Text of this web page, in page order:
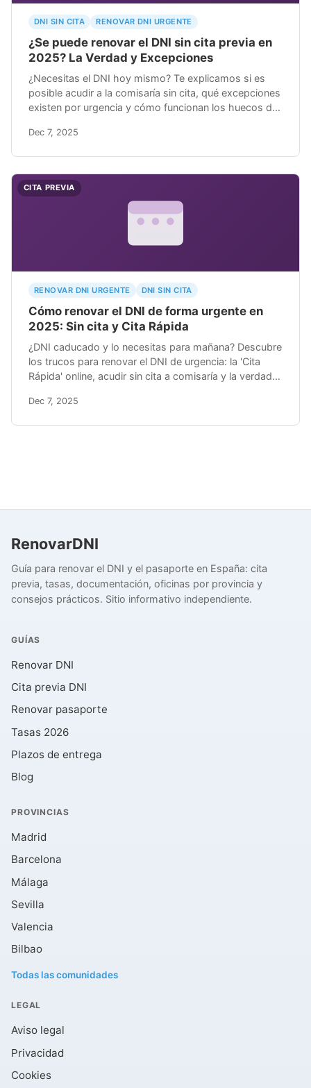
DNI SIN CITA RENOVAR DNI URGENTE
¿Se puede renovar el DNI sin cita previa en
2025? La Verdad y Excepciones
¿Necesitas el DNI hoy mismo? Te explicamos si es
posible acudir a la comisaría sin cita, qué excepciones
existen por urgencia y cómo funcionan los huecos de
Dec 7, 2025
CITA PREVIA
RENOVAR DNI URGENTE DNI SIN CITA
Cómo renovar el DNI de forma urgente en
2025: Sin cita y Cita Rápida
¿DNI caducado y lo necesitas para mañana? Descubre
los trucos para renovar el DNI de urgencia: la 'Cita
Rápida' online, acudir sin cita a comisaría y la verdad
Dec 7, 2025
RenovarDNI
Guía para renovar el DNI y el pasaporte en España: cita
previa, tasas, documentación, oficinas por provincia y
consejos prácticos. Sitio informativo independiente.
GUÍAS
Renovar DNI
Cita previa DNI
Renovar pasaporte
Tasas 2026
Plazos de entrega
Blog
PROVINCIAS
Madrid
Barcelona
Málaga
Sevilla
Valencia
Bilbao
Todas las comunidades
LEGAL
Aviso legal
Privacidad
Cookies